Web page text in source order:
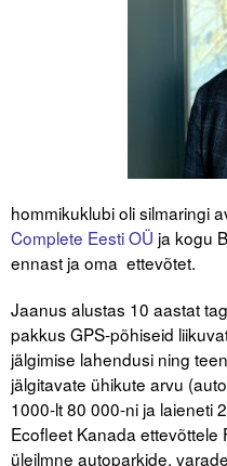
Viidad
ICC WBO
ICC komisjonid
Digiraamatukogu
Juhendid ja väljaanded
Videod
hommikuklubi oli silmaringi
Complete Eesti OÜ ja kogu
ennast ja oma ettevõtet.
Jaanus alustas 10 aastat
pakkus GPS-põhiseid
jälgimise lahendusi ning
jälgitavate ühikute arvu
1000-lt 80 000-ni ja laieneti
Ecofleet Kanada ettevõttele
üleilmne autoparkide,